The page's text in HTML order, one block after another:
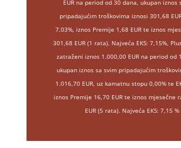
EUR na period od 30 dana, ukupan iznos
pripadajućim troškovima iznosi 301,68
7,03%, iznos Premije 1,68 EUR te iznos
301,68 EUR (1 rata). Najveća EKS: 7,15%,
zatraženi iznos 1.000,00 EUR na period od
ukupan iznos sa svim pripadajućim
1.016,70 EUR, uz kamatnu stopu 0,00% te
iznos Premije 16,70 EUR te iznos mjesečne
EUR (5 rata). Najveća EKS: 7,15 %